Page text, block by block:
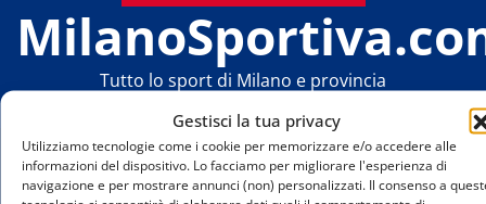
Gestisci la tua privacy
Utilizziamo tecnologie come i cookie per memorizzare e/o accedere alle
informazioni del dispositivo. Lo facciamo per migliorare l'esperienza di
navigazione e per mostrare annunci (non) personalizzati. Il consenso a
Tutto lo sport di Milano e provincia